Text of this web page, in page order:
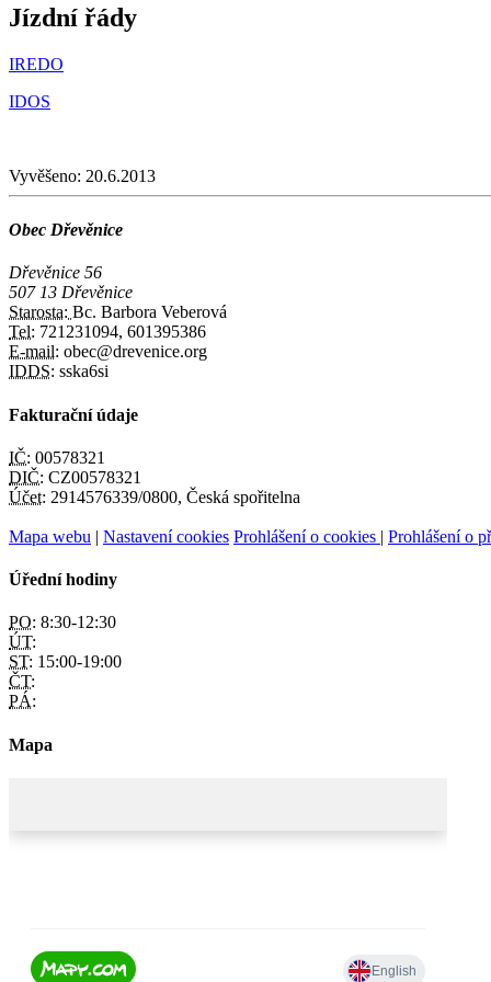
Jízdní řády
IREDO
IDOS
Vyvěšeno: 20.6.2013
Obec Dřevěnice
Dřevěnice 56
507 13 Dřevěnice
Starosta: Bc. Barbora Veberová
Tel: 721231094, 601395386
E-mail: obec@drevenice.org
IDDS: sska6si
Fakturační údaje
IČ: 00578321
DIČ: CZ00578321
Účet: 2914576339/0800, Česká spořitelna
Mapa webu | Nastavení cookies Prohlášení o cookies | Prohlášení o
Úřední hodiny
PO: 8:30-12:30
ÚT:
ST: 15:00-19:00
ČT:
PÁ:
Mapa